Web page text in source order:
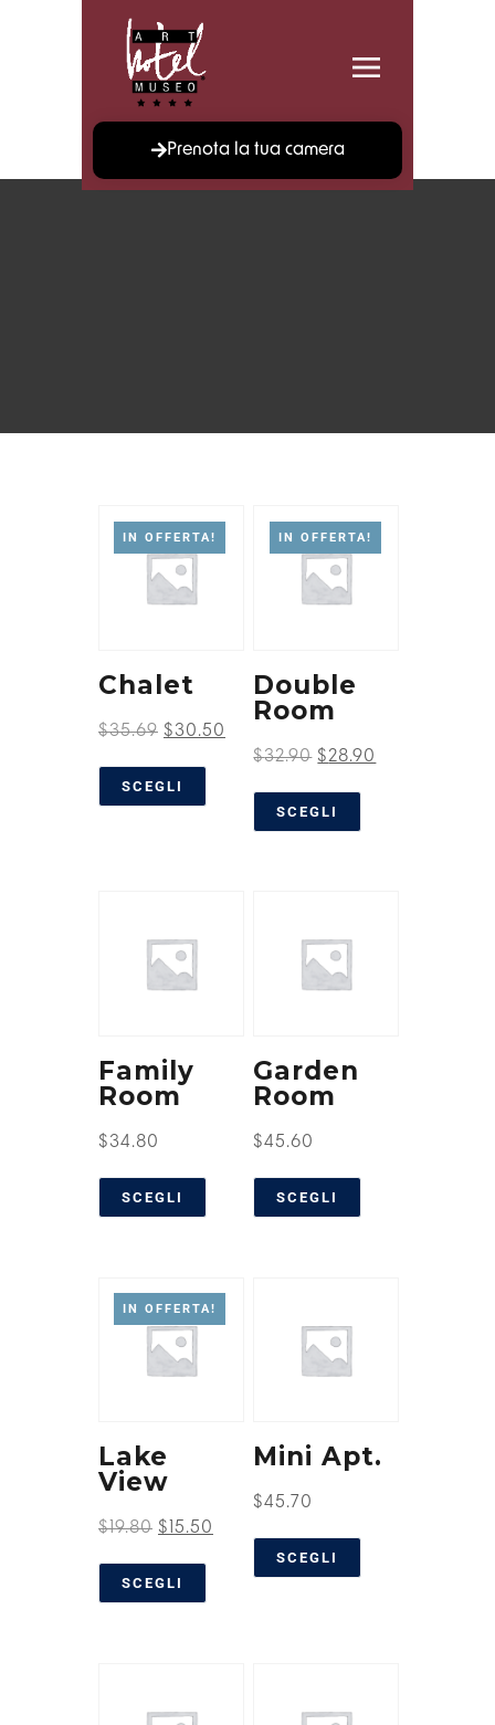
Prenota la tua camera
IN OFFERTA!
Chalet
$35.69 $30.50
SCEGLI
IN OFFERTA!
Double
Room
$32.90 $28.90
SCEGLI
Family
Room
$34.80
SCEGLI
Garden
Room
$45.60
SCEGLI
IN OFFERTA!
Lake
View
$19.80 $15.50
SCEGLI
Mini Apt.
$45.70
SCEGLI